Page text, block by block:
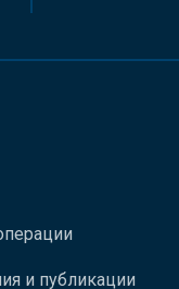
и публикации